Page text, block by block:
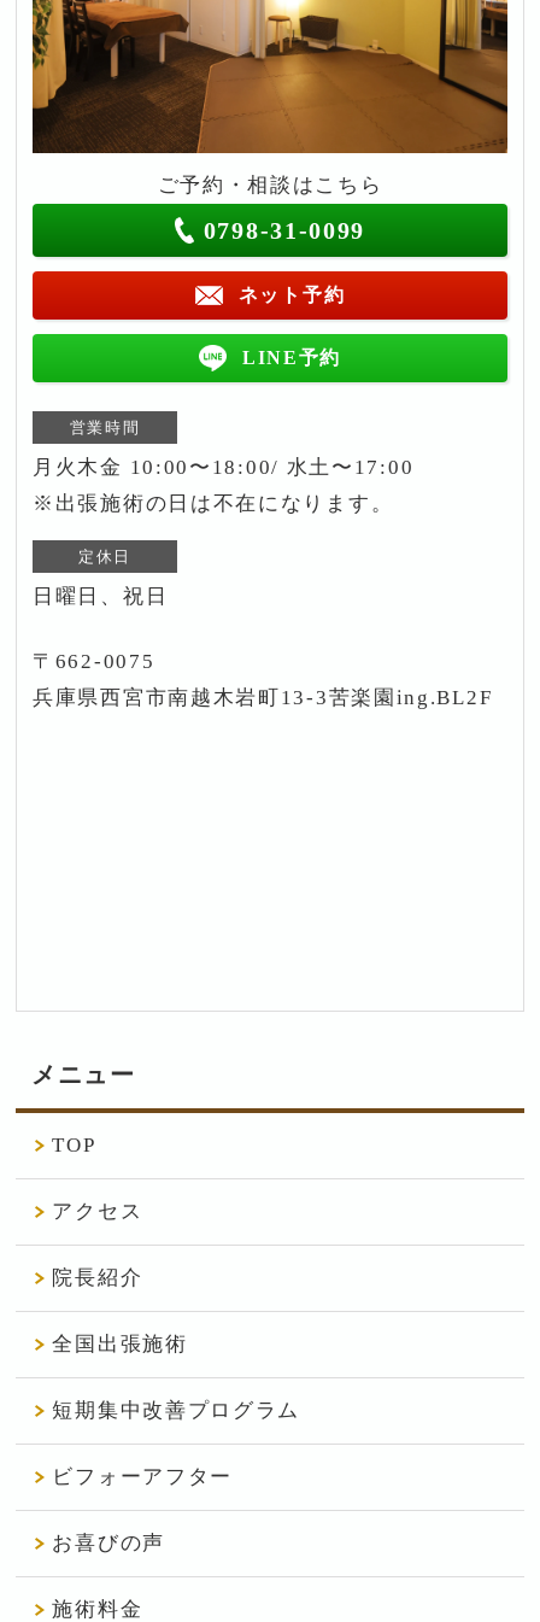
ご予約・相談はこちら
0798-31-0099
ネット予約
LINE予約
営業時間
月火木金 10:00〜18:00/ 水土〜17:00
※出張施術の日は不在になります。
定休日
日曜日、祝日
〒662-0075
兵庫県西宮市南越木岩町13-3苦楽園ing.BL2F
メニュー
TOP
アクセス
院長紹介
全国出張施術
短期集中改善プログラム
ビフォーアフター
お喜びの声
施術料金